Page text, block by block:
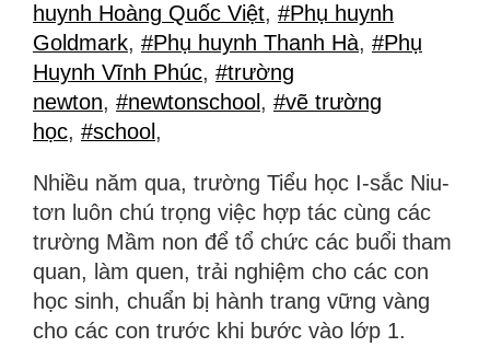
huynh Hoàng Quốc Việt, #Phụ huynh
Goldmark, #Phụ huynh Thanh Hà, #Phụ
Huynh Vĩnh Phúc, #trường
newton, #newtonschool , #vẽ trường
học, #school ,
Nhiều năm qua, trường Tiểu học I-sắc Niu-
tơn luôn chú trọng việc hợp tác cùng các
trường Mầm non để tổ chức các buổi tham
quan, làm quen, trải nghiệm cho các con
học sinh, chuẩn bị hành trang vững vàng
cho các con trước khi bước vào lớp 1.